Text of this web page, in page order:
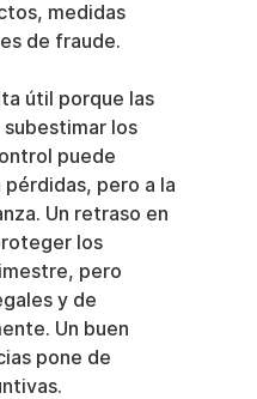
medidas
de fraude.
útil porque las
los
puede
pero a la
Un retraso en
los
pero
y de
Un buen
pone de